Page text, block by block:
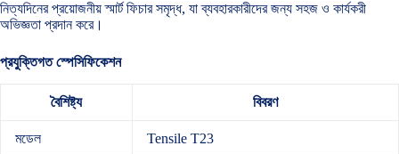
নিত্যদিনের প্রয়োজনীয় স্মার্ট ফিচার সমৃদ্ধ, যা ব্যবহারকারীদের জন্য সহজ ও কার্যকরী
অভিজ্ঞতা প্রদান করে।
প্রযুক্তিগত স্পেসিফিকেশন
বৈশিষ্ট্য বিবরণ
মডেল Tensile T23